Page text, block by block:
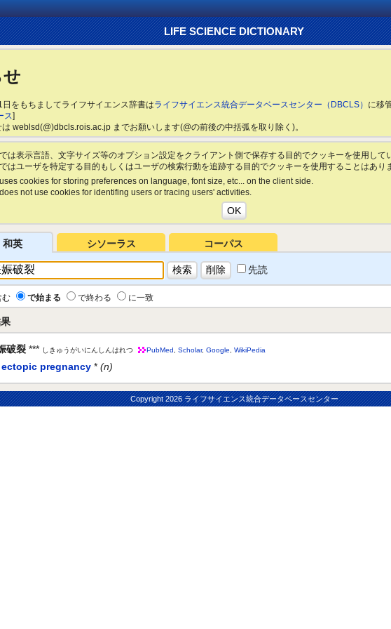
LIFE SCIENCE DICTIONARY
せ
をもちましてライフサイエンス辞書はライフサイエンス統合データベースセンター（DBCLS） に移
ス]
weblsd(@)dbcls.rois.ac.jp までお願いします(@の前後の中括弧を取り除く)。
は表示言語、文字サイズ等のオプション設定をクライアント側で保存する目的でクッキーを使用して
はユーザを特定する目的もしくはユーザの検索行動を追跡する目的でクッキーを使用することはあり
cookies for storing preferences on language, font size, etc... on the client side.
not use cookies for identifing users or tracing users' activities.
和英 シソーラス コーパス
先読
む で始まる で終わる
に一致
破裂 *** しきゅうがいにんしんはれつ PubMed Scholar, Google WikiPedia
pregnancy * (n)
Copyright2026 ライフサイエンス統合データベースセンター